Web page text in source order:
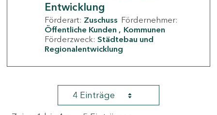
Entwicklung
Förderart: Zuschuss Fördernehmer:
Öffentliche Kunden
Kommunen
Förderzweck: Städtebau und
Regionalentwicklung
4 Einträge